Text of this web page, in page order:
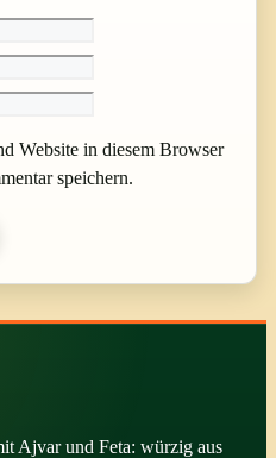
Website in diesem Browser
speichern.
Ajvar und Feta: würzig aus